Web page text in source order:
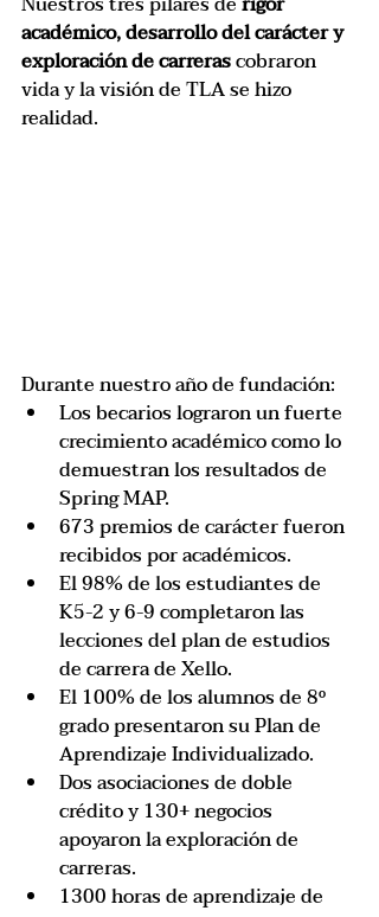
académico, desarrollo del carácter y
exploración de carreras cobraron
vida y la visión de TLA se hizo
realidad.
Durante nuestro año de fundación:
Los becarios lograron un fuerte
crecimiento académico como lo
demuestran los resultados de
Spring MAP.
673 premios de carácter fueron
recibidos por académicos.
El 98% de los estudiantes de
K5-2 y 6-9 completaron las
lecciones del plan de estudios
de carrera de Xello.
El 100% de los alumnos de 8º
grado presentaron su Plan de
Aprendizaje Individualizado.
Dos asociaciones de doble
crédito y 130+ negocios
apoyaron la exploración de
carreras.
1300 horas de aprendizaje de